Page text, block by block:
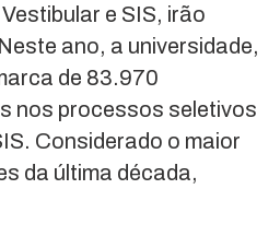
e SIS, irão
ano, a universidade,
de 83.970
nos processos seletivos
Considerado o maior
da última década,